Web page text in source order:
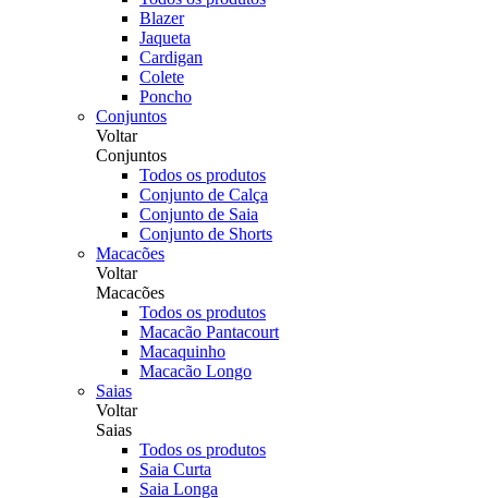
Blazer
Jaqueta
Cardigan
Colete
Poncho
Conjuntos
Voltar
Conjuntos
Todos os produtos
Conjunto de Calça
Conjunto de Saia
Conjunto de Shorts
Macacões
Voltar
Macacões
Todos os produtos
Macacão Pantacourt
Macaquinho
Macacão Longo
Saias
Voltar
Saias
Todos os produtos
Saia Curta
Saia Longa